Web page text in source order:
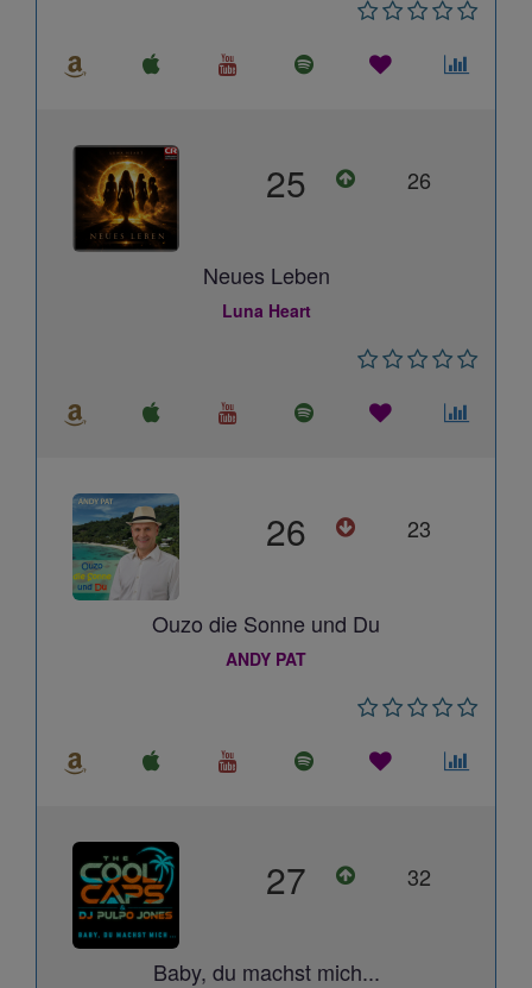
25 26
Neues Leben
Luna Heart
26 23
Ouzo die Sonne und Du
ANDY PAT
27 32
Baby, du machst mich...